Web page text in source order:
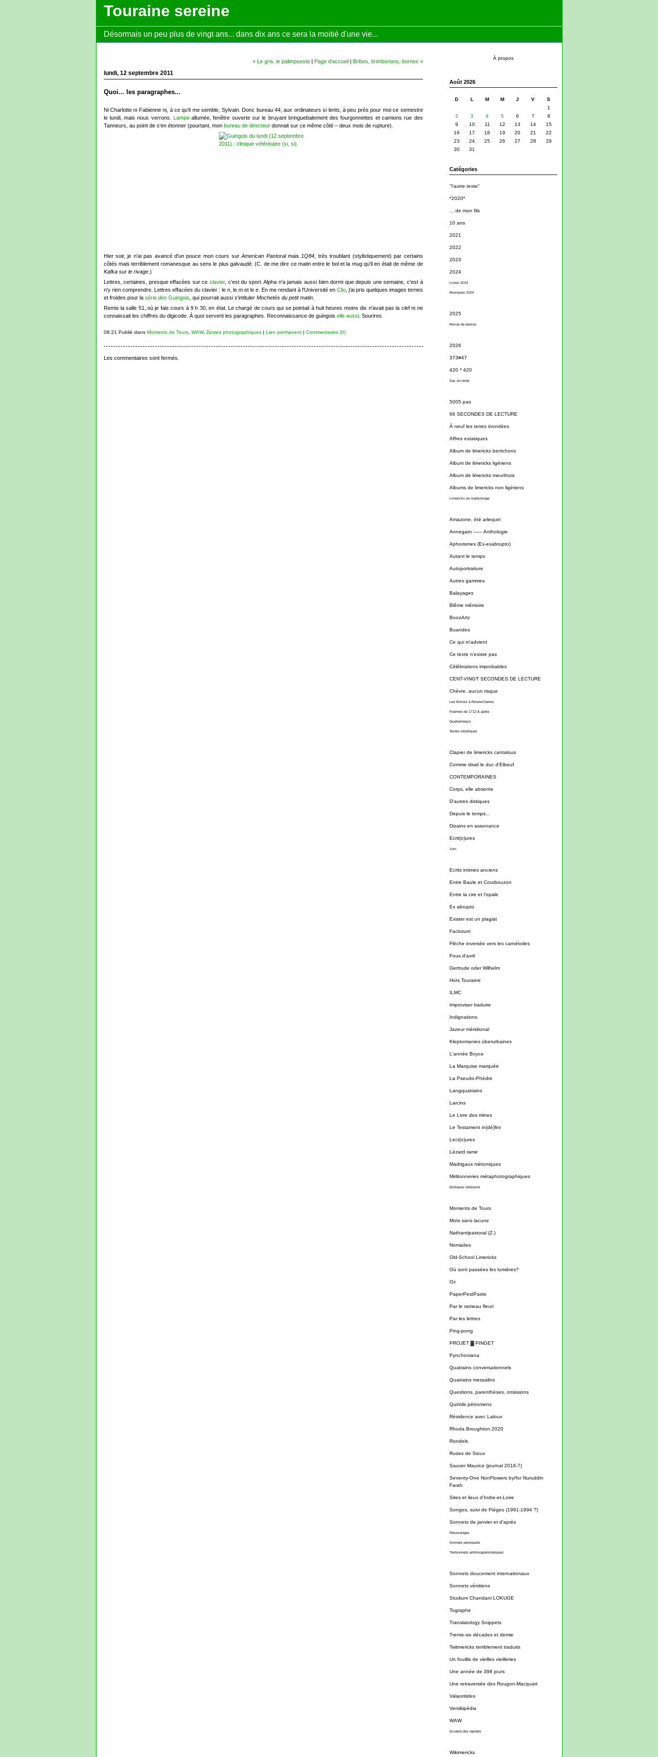
Touraine sereine
Désormais un peu plus de vingt ans... dans dix ans ce sera la moitié d'une vie...
À propos
Août 2026
D L M M J V
S
1
2
3 4 5 6 7
8
9
10 11 12 13 14
15
16
17 18 19 20 21
22
23
24 25 26 27 28
29
30
31
Catégories
"l'autre texte"
*2020*
... de mon fils
10 ans
2021
2022
2023
2024
Livres 2024
Musiques 2024
2025
Revue de presse
2026
373#47
420 * 420
Sac en rente
5005 pas
66 SECONDES DE LECTURE
À neuf les terres inondées
Affres extatiques
Album de limericks berrichons
Album de limericks ligériens
Album de limericks meurthois
Albums de limericks non ligériens
Limericks du martyrologe
Amazone, été arlequin
Annegarn ––– Anthologie
Aphorismes (Ex-exabrupto)
Autant le temps
Autoportraiture
Autres gammes
Balayages
Blême mêmoire
BoozArtz
Buandes
Ce qui m'advient
Ce texte n'existe pas
Célébrations improbables
CENT-VINGT SECONDES DE LECTURE
Chèvre, aucun risque
Les Boloss à Roland-Garros
Poèmes de 1712 & après
Quatramways
Textes robotiques
Clapier de limericks cantalous
Comme dirait le duc d'Elbeuf
CONTEMPORAINES
Corps, elle absente
D'autres distiques
Depuis le temps...
Dizains en assonance
Ecrit(o)ures
Juin
Ecrits intimes anciens
Entre Baule et Courbouzon
Entre la cire et l'opale
Ex abrupto
Exister est un plagiat
Factotum
Flèche inversée vers les carnétoiles
Fous d'avril
Gertrude oder Wilhelm
Hors Touraine
ILMC
Improviser traduire
Indignations
Jazeur méridional
Kleptomanies überurbaines
L'année Boyce
La Marquise marquée
La Pseudo-Phèdre
Langquatrains
Larcins
Le Livre des mines
Le Testament in(dé)fini
Lect(o)ures
Lézard rame
Madrigaux métoniques
Mirlitonneries métaphotographiques
Distiques ribéryens
Moments de Tours
Mots sans lacune
Nathantipastoral (Z.)
Nomades
Old-School Limericks
Où sont passées les lumières?
Oz
PaperPestPaste
Par le rameau fleuri
Par les lettres
Ping-pong
PROJET ▓ PINGET
Pynchoniana
Quatrains conversationnels
Quatrains messalins
Questions, parenthèses, omissions
Quintils pétroniens
Résidence avec Laloux
Rhoda Broughton 2020
Rondels
Ruses de Sioux
Sauver Maurice (journal 2016-7)
Seventy-One NonFlowers by/for Nuruddin
Farah
Sites et lieux d'Indre-et-Loire
Songes, suivi de Pièges (1991-1994 ?)
Sonnets de janvier et d'après
Réussanges
Sonnets perroquets
Twitsonnets arithmogrammatiques
Sonnets doucement internationaux
Sonnets vénitiens
Studium Chandani LOKUGE
Tographe
Translatology Snippets
Trente-six décades et demie
Twitmericks terriblement traduits
Un fouillis de vieilles vieilleries
Une année de 398 jours
Une retraversée des Rougon-Macquart
Valaoritides
Versikipédia
WAW
Au-delà des rapides
Wikimericks
« Le gris, le palimpseste| Page d'accueil| Bribes, brimborions, bornes »
lundi, 12 septembre 2011
Quoi... les paragraphes...
Ni Charlotte ni Fabienne ni, à ce qu'il me semble, Sylvain. Donc bureau 44, aux ordinateurs si lents, à peu près pour moi ce semestre
le lundi, mais nous verrons. Lampeallumée, fenêtre ouverte sur le bruyant bringuebalement des fourgonnettes et camions rue des
Tanneurs, au point de s'en étonner (pourtant, mon bureau de directeurdonnait sur ce même côté – deux mois de rupture).
Hier soir, je n'ai pas avancé d'un pouce mon cours surAmerican Pastoralmais 1Q84 , très troublant (stylistiquement) par certains
côtés mais terriblement romanesque au sens le plus galvaudé. (C. de me dire ce matin entre le bol et la mug qu'il en était de même de
Kafka sur le rivage.)
Lettres, certaines, presque effacées sur ce clavier, c'est du sport. Alpha n'a jamais aussi bien dormi que depuis une semaine, c'est à
n'y rien comprendre. Lettres effacées du clavier : le n, le met le e. En me rendant à l'Université en Clio, j'ai pris quelques images ternes
et froides pour la série des Guingois , qui pourrait aussi s'intituler Mochetés du petit matin.
Remis la salle 51, où je fais cours à 9 h 30, en état. Le chargé de cours qui se pointait à huit heures moins dix n'avait pas la clef ni ne
connaissait les chiffres du digicode. À quoi servent les paragraphes. Reconnaissance de guingois elle aussi. Sourires.
08:21 Publié dans Moments de Tours, WAW, Zestes photographiques| Lien permanent| Commentaires (0)
Les commentaires sont fermés.